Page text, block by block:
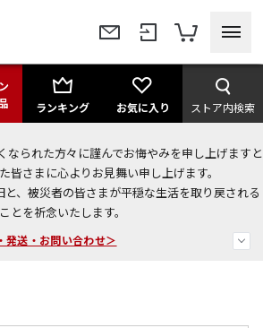
ランキング お気に入り ストア内検索
なられた方々に謹んでお悔やみを申し上げますと
皆さまに心よりお見舞い申し上げます。
、被災者の皆さまが平穏な生活を取り戻される
ことを祈念いたします。
円OFFクーポンプレゼント！
らせ＞
発送・お問い合わせ＞